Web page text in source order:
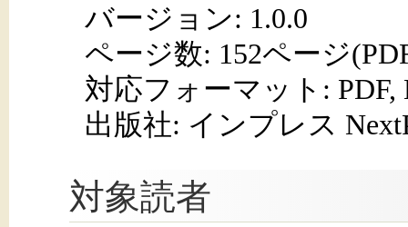
バージョン: 1.0.0
ページ数: 152ページ
対応フォーマット: PDF,
出版社: インプレス
対象読者